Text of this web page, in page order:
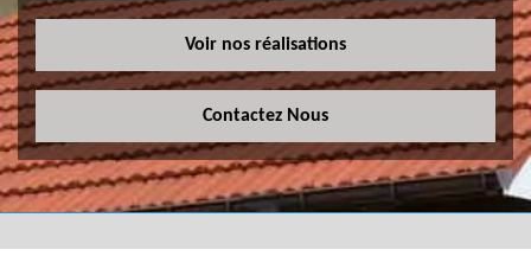
Voir nos réalisations
Contactez Nous